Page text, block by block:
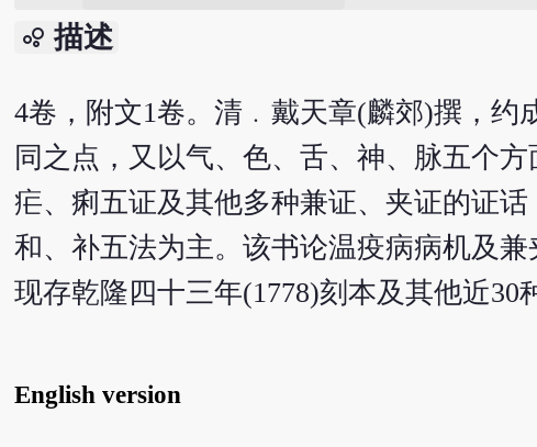
bubble_chart 描述
4卷，附文1卷。清﹒戴天章(麟郊)撰，约
同之点，又以气、色、舌、神、脉五个
疟、痢五证及其他多种兼证、夹证的证
和、补五法为主。该书论温疫病病机及
现存乾隆四十三年(1778)刻本及其他近30
English version